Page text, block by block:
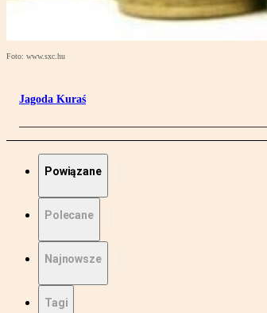
Foto: www.sxc.hu
Jagoda Kuraś
Powiązane
Polecane
Najnowsze
Tagi